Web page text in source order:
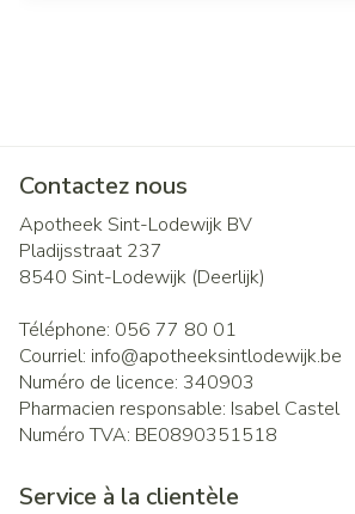
Contactez nous
Apotheek Sint-Lodewijk BV
Pladijsstraat 237
8540 Sint-Lodewijk (Deerlijk)
Téléphone: 056 77 80 01
Courriel: info@apotheeksintlodewijk.be
Numéro de licence: 340903
Pharmacien responsable: Isabel Castel
Numéro TVA: BE0890351518
Service à la clientèle